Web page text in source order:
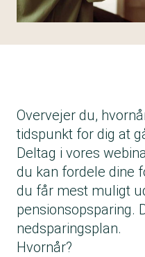
Overvejer du,
tidspunkt for dig at
Deltag i vores
du kan fordele dine
du får mest muligt
pensionsopsparing.
nedsparingsplan.
Hvornår?